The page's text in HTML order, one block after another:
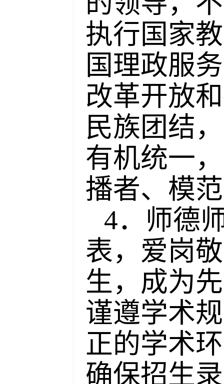
执行国家
国理政服
改革开放
民族团结
有机统一
播者、模
4．师德
表，爱岗
生，成为
谨遵学术
正的学术
确保招生